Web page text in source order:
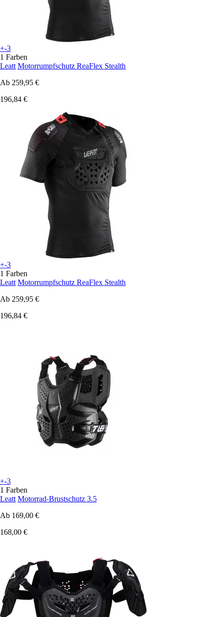
+-3
1 Farben
Leatt Motorrumpfschutz ReaFlex Stealth
Ab 259,95 €
196,84 €
+-3
1 Farben
Leatt Motorrumpfschutz ReaFlex Stealth
Ab 259,95 €
196,84 €
+-3
1 Farben
Leatt Motorrad-Brustschutz 3.5
Ab 169,00 €
168,00 €